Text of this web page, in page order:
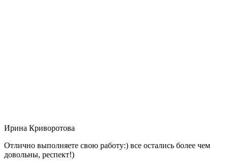
Ирина Криворотова
Отлично выполняете свою работу:) все остались более чем
довольны, респект!)